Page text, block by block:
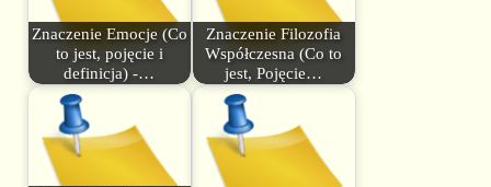
Znaczenie Emocje (Co
to jest, pojęcie i
definicja) -…
Znaczenie Filozofia
Współczesna (Co to
jest, Pojęcie…